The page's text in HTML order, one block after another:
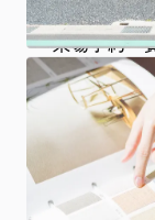
来場予約・
採用情報
オーナー様